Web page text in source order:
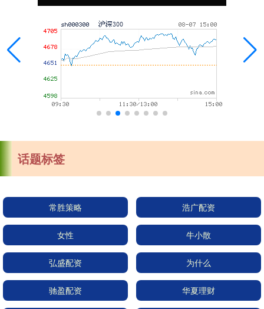
话题标签
常胜策略 浩广配资
女性 牛小散
弘盛配资 为什么
驰盈配资 华夏理财